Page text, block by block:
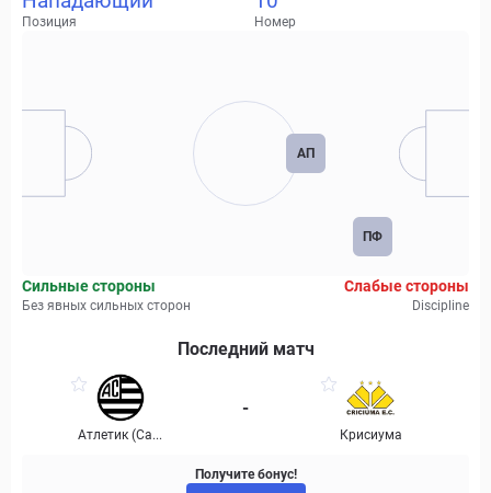
Позиция Номер
ПФ
АП
Сильные стороны
Без явных сильных сторон
Слабые стороны
Discipline
Последний матч
Атлетик (Са...
-
Крисиума
Получите бонус!